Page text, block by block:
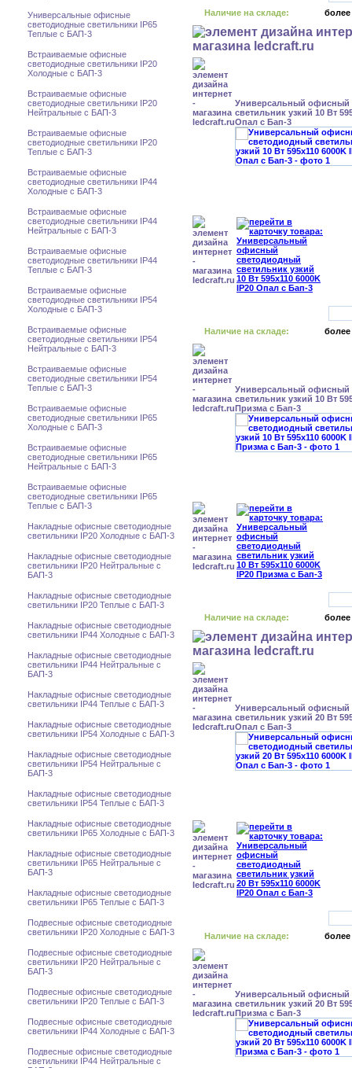
Универсальные офисные
светодиодные светильники IP65
Теплые с БАП-3
Встраиваемые офисные
светодиодные светильники IP20
Холодные с БАП-3
Встраиваемые офисные
светодиодные светильники IP20
Нейтральные с БАП-3
Встраиваемые офисные
светодиодные светильники IP20
Теплые с БАП-3
Встраиваемые офисные
светодиодные светильники IP44
Холодные с БАП-3
Встраиваемые офисные
светодиодные светильники IP44
Нейтральные с БАП-3
Встраиваемые офисные
светодиодные светильники IP44
Теплые с БАП-3
Встраиваемые офисные
светодиодные светильники IP54
Холодные с БАП-3
Встраиваемые офисные
светодиодные светильники IP54
Нейтральные с БАП-3
Встраиваемые офисные
светодиодные светильники IP54
Теплые с БАП-3
Встраиваемые офисные
светодиодные светильники IP65
Холодные с БАП-3
Встраиваемые офисные
светодиодные светильники IP65
Нейтральные с БАП-3
Встраиваемые офисные
светодиодные светильники IP65
Теплые с БАП-3
Накладные офисные светодиодные
светильники IP20 Холодные с БАП-3
Накладные офисные светодиодные
светильники IP20 Нейтральные с
БАП-3
Накладные офисные светодиодные
светильники IP20 Теплые с БАП-3
Накладные офисные светодиодные
светильники IP44 Холодные с БАП-3
Накладные офисные светодиодные
светильники IP44 Нейтральные с
БАП-3
Накладные офисные светодиодные
светильники IP44 Теплые с БАП-3
Накладные офисные светодиодные
светильники IP54 Холодные с БАП-3
Накладные офисные светодиодные
светильники IP54 Нейтральные с
БАП-3
Накладные офисные светодиодные
светильники IP54 Теплые с БАП-3
Накладные офисные светодиодные
светильники IP65 Холодные с БАП-3
Накладные офисные светодиодные
светильники IP65 Нейтральные с
БАП-3
Накладные офисные светодиодные
светильники IP65 Теплые с БАП-3
Подвесные офисные светодиодные
светильники IP20 Холодные с БАП-3
Подвесные офисные светодиодные
светильники IP20 Нейтральные с
БАП-3
Подвесные офисные светодиодные
светильники IP20 Теплые с БАП-3
Подвесные офисные светодиодные
светильники IP44 Холодные с БАП-3
Подвесные офисные светодиодные
светильники IP44 Нейтральные с
Наличие на складе: более
Универсальный офисный
светильник узкий 10 Вт
Опал с Бап-3
Наличие на складе: более
Универсальный офисный
светильник узкий 10 Вт
Призма с Бап-3
Наличие на складе: более
Универсальный офисный
светильник узкий 20 Вт
Опал с Бап-3
Наличие на складе: более
Универсальный офисный
светильник узкий 20 Вт
Призма с Бап-3